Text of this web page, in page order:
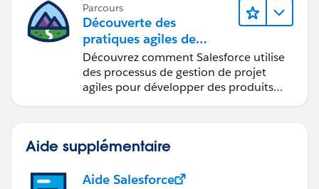
Parcours
Découverte des
pratiques agiles de
Salesforce
Découvrez comment Salesforce utilise
des processus de gestion de projet
agiles pour développer des produits
Aide supplémentaire
Aide Salesforce